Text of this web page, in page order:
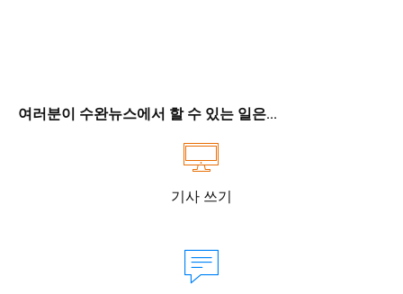
여러분이 수완뉴스에서 할 수 있는 일은...
기사 쓰기